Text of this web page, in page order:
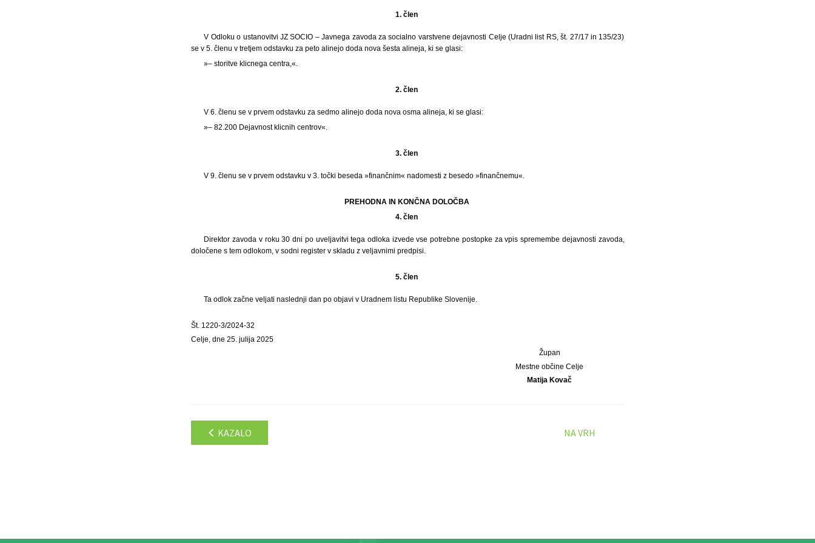
1. člen
V Odloku o ustanovitvi JZ SOCIO – Javnega zavoda za socialno varstvene dejavnosti Celje (Uradni list RS, št. 27/17 in 135/23)
se v 5. členu v tretjem odstavku za peto alinejo doda nova šesta alineja, ki se glasi:
»– storitve klicnega centra,«.
2. člen
V 6. členu se v prvem odstavku za sedmo alinejo doda nova osma alineja, ki se glasi:
»– 82.200 Dejavnost klicnih centrov«.
3. člen
V 9. členu se v prvem odstavku v 3. točki beseda »finančnim« nadomesti z besedo »finančnemu«.
PREHODNA IN KONČNA DOLOČBA
4. člen
Direktor zavoda v roku 30 dni po uveljavitvi tega odloka izvede vse potrebne postopke za vpis spremembe dejavnosti zavoda,
določene s tem odlokom, v sodni register v skladu z veljavnimi predpisi.
5. člen
Ta odlok začne veljati naslednji dan po objavi v Uradnem listu Republike Slovenije.
Št. 1220-3/2024-32
Celje, dne 25. julija 2025
Župan
Mestne občine Celje
Matija Kovač
KAZALO NA VRH